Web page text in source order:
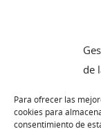
de
Para ofrecer las
cookies para
consentimiento de
← Previous